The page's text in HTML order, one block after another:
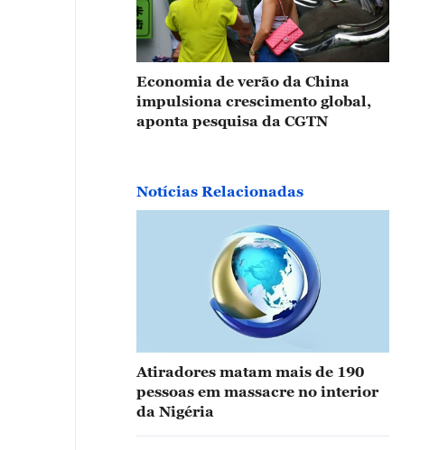
Economia de verão da China
impulsiona crescimento global,
aponta pesquisa da CGTN
Notícias Relacionadas
Atiradores matam mais de 190
pessoas em massacre no interior
da Nigéria